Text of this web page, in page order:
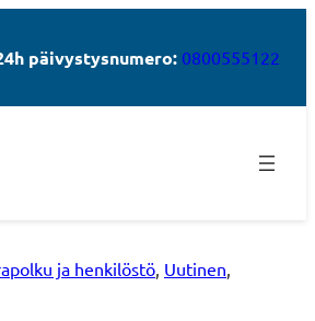
päivystysnumero: 0800555122
ja henkilöstö Uutinen